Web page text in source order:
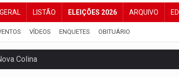
GERAL LISTÃO ELEIÇÕES 2026 ARQUIVO
VÍDEOS ENQUETES OBITUÁRIO
Colina
Alternativo com entrada gratuita